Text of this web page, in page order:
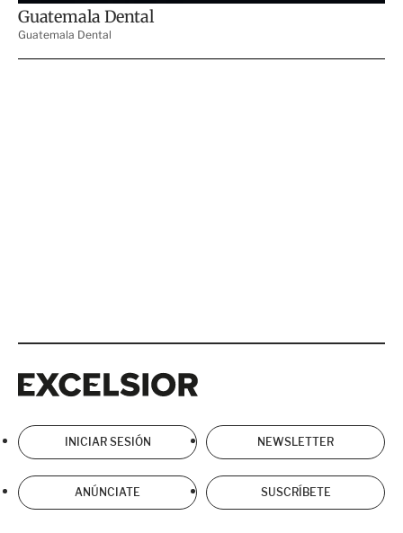
INICIAR SESIÓN NEWSLETTER
ANÚNCIATE SUSCRÍBETE